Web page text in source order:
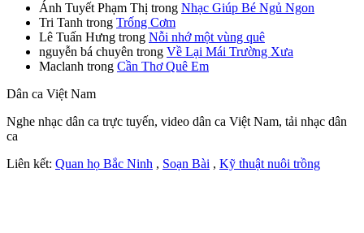
Ánh Tuyết Phạm Thị trong Nhạc Giúp Bé Ngủ Ngon
Tri Tanh trong Trống Cơm
Lê Tuấn Hưng trong Nỗi nhớ một vùng quê
nguyễn bá chuyên trong Về Lại Mái Trường Xưa
Maclanh trong Cần Thơ Quê Em
Dân ca Việt Nam
Nghe nhạc dân ca trực tuyến, video dân ca Việt Nam, tải nhạc dân
ca
Liên kết: Quan họ Bắc Ninh , Soạn Bài , Kỹ thuật nuôi trồng